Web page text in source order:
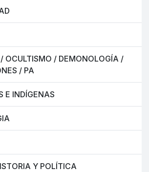
OCULTISMO / DEMONOLOGÍA /
/ PA
E INDÍGENAS
Y POLÍTICA